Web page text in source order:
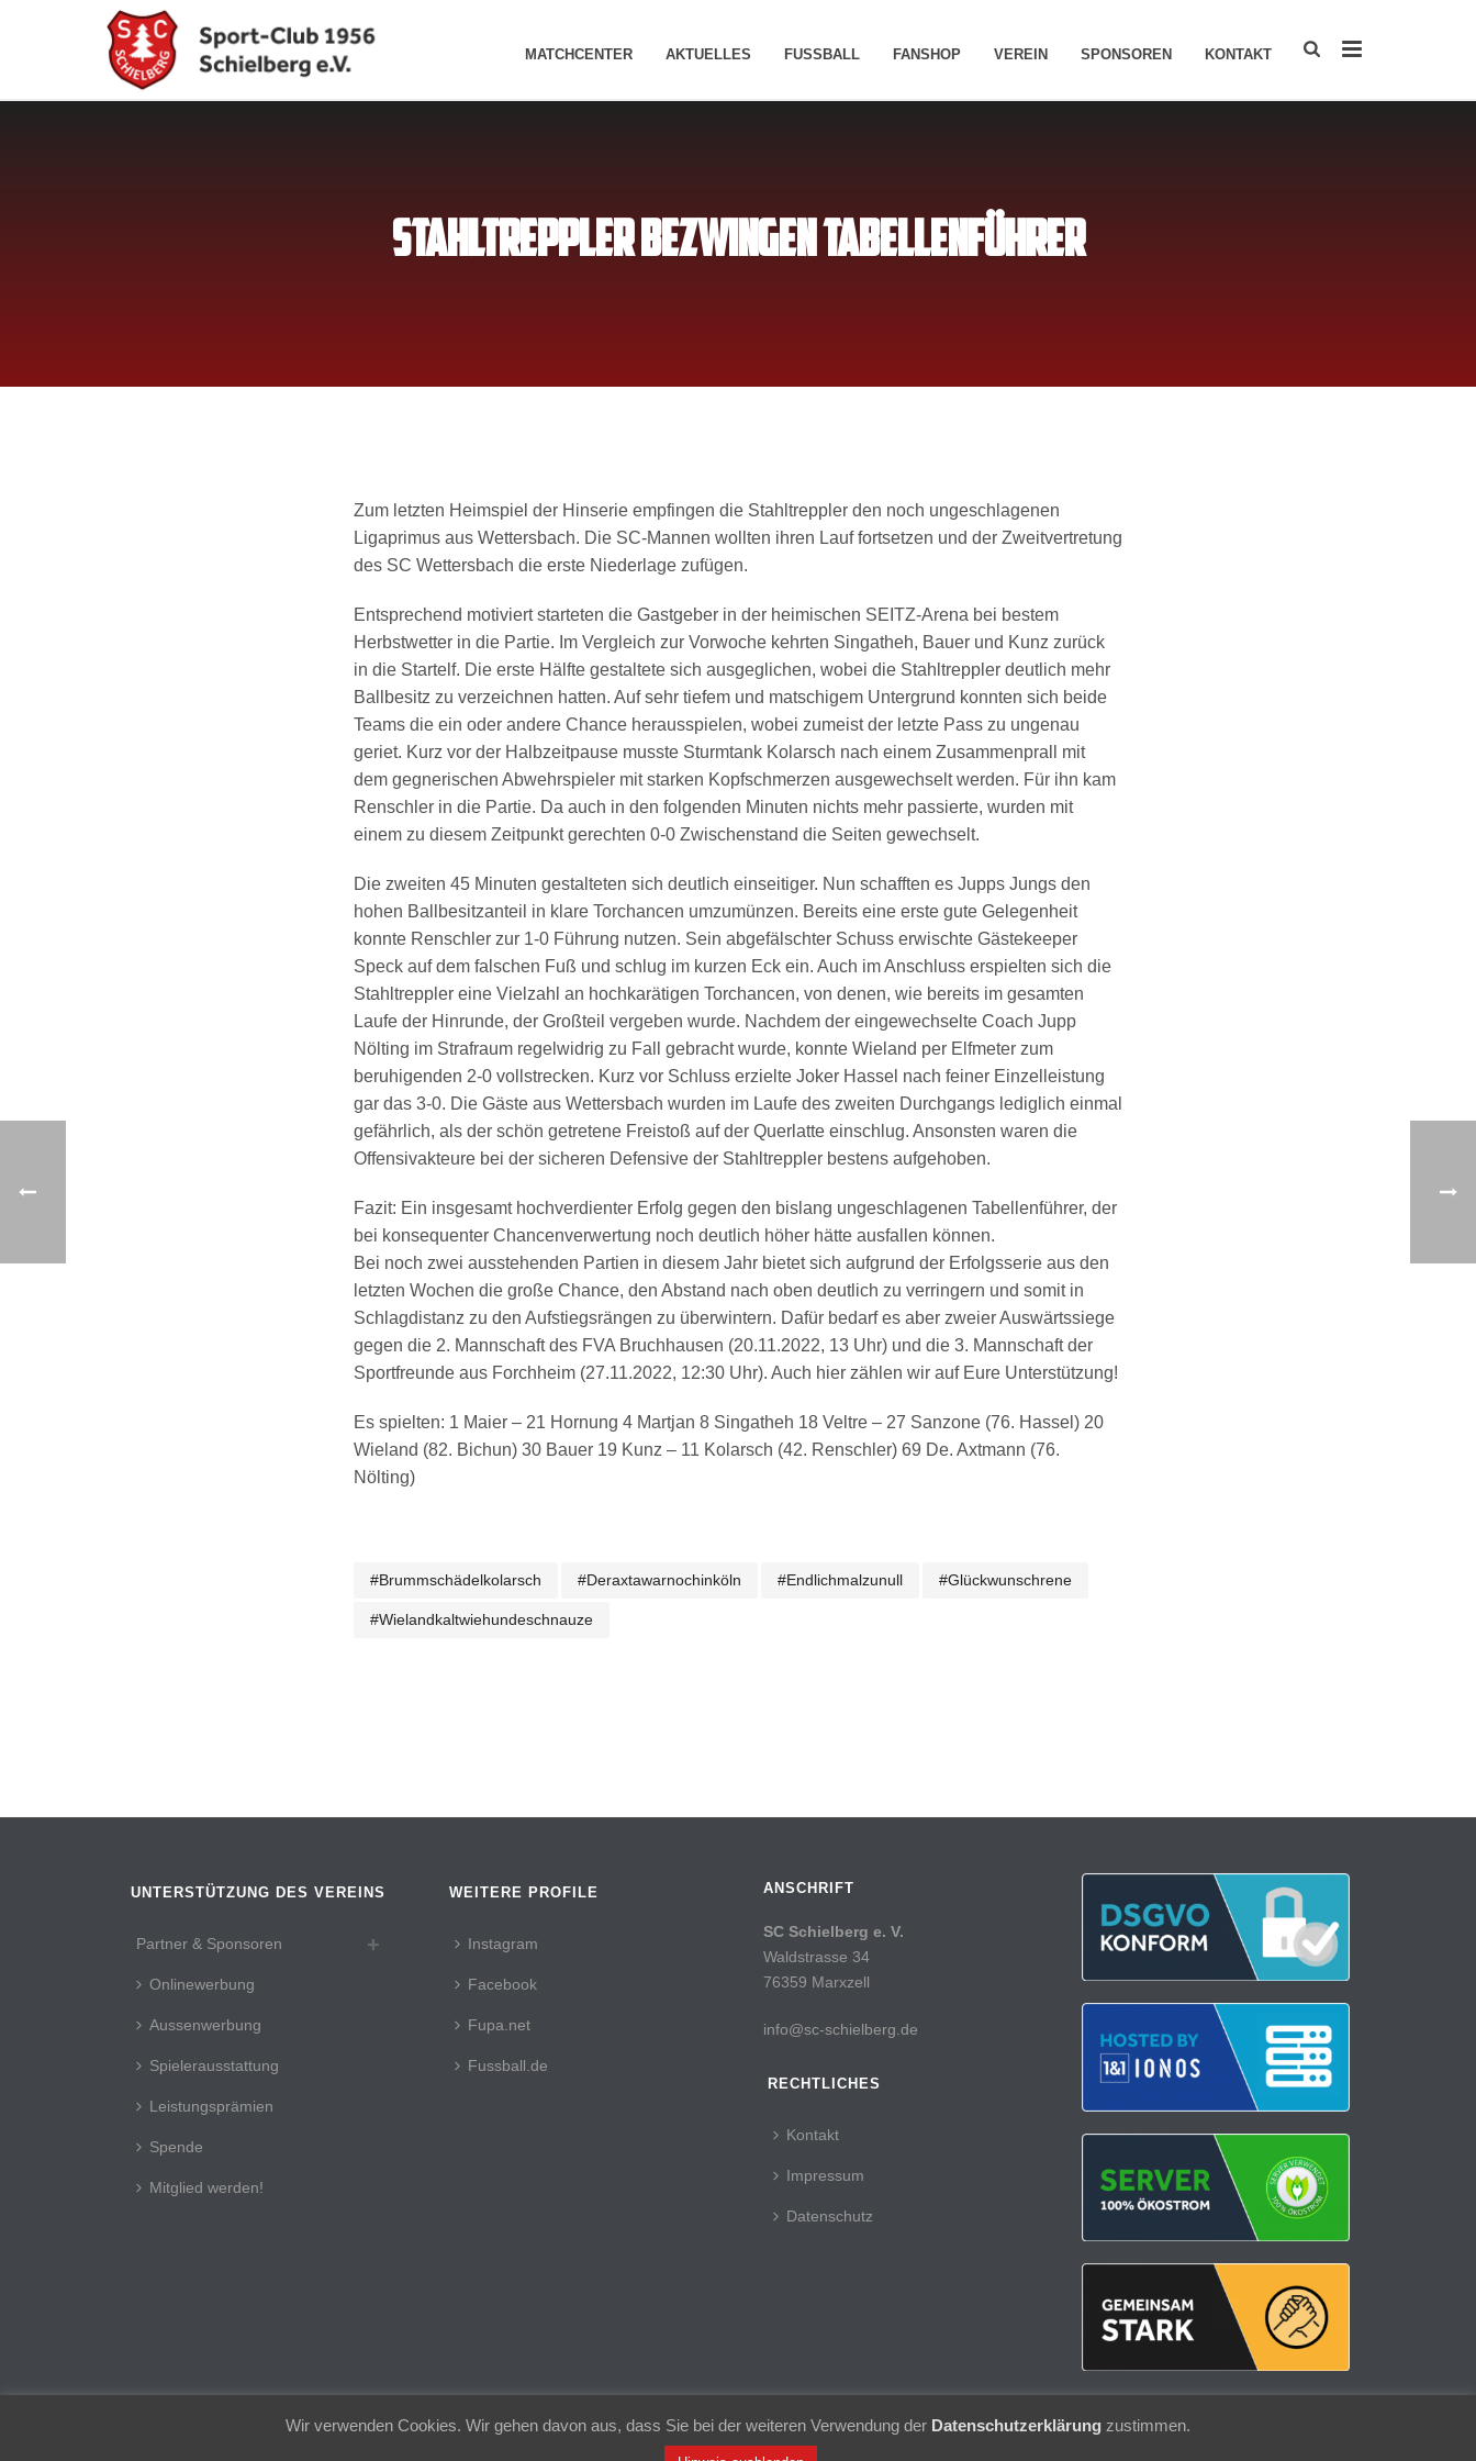
MATCHCENTER AKTUELLES FUSSBALL FANSHOP VEREIN SPONSOREN KONTAKT
STAHLTREPPLER BEZWINGEN TABELLENFÜHRER
Zum letzten Heimspiel der Hinserie empfingen die Stahltreppler den noch ungeschlagenen
Ligaprimus aus Wettersbach. Die SC-Mannen wollten ihren Lauf fortsetzen und der Zweitvertretung
des SC Wettersbach die erste Niederlage zufügen.
Entsprechend motiviert starteten die Gastgeber in der heimischen SEITZ-Arena bei bestem
Herbstwetter in die Partie. Im Vergleich zur Vorwoche kehrten Singatheh, Bauer und Kunz zurück
in die Startelf. Die erste Hälfte gestaltete sich ausgeglichen, wobei die Stahltreppler deutlich mehr
Ballbesitz zu verzeichnen hatten. Auf sehr tiefem und matschigem Untergrund konnten sich beide
Teams die ein oder andere Chance herausspielen, wobei zumeist der letzte Pass zu ungenau
geriet. Kurz vor der Halbzeitpause musste Sturmtank Kolarsch nach einem Zusammenprall mit
dem gegnerischen Abwehrspieler mit starken Kopfschmerzen ausgewechselt werden. Für ihn kam
Renschler in die Partie. Da auch in den folgenden Minuten nichts mehr passierte, wurden mit
einem zu diesem Zeitpunkt gerechten 0-0 Zwischenstand die Seiten gewechselt.
Die zweiten 45 Minuten gestalteten sich deutlich einseitiger. Nun schafften es Jupps Jungs den
hohen Ballbesitzanteil in klare Torchancen umzumünzen. Bereits eine erste gute Gelegenheit
konnte Renschler zur 1-0 Führung nutzen. Sein abgefälschter Schuss erwischte Gästekeeper
Speck auf dem falschen Fuß und schlug im kurzen Eck ein. Auch im Anschluss erspielten sich die
Stahltreppler eine Vielzahl an hochkarätigen Torchancen, von denen, wie bereits im gesamten
Laufe der Hinrunde, der Großteil vergeben wurde. Nachdem der eingewechselte Coach Jupp
Nölting im Strafraum regelwidrig zu Fall gebracht wurde, konnte Wieland per Elfmeter zum
beruhigenden 2-0 vollstrecken. Kurz vor Schluss erzielte Joker Hassel nach feiner Einzelleistung
gar das 3-0. Die Gäste aus Wettersbach wurden im Laufe des zweiten Durchgangs lediglich einmal
gefährlich, als der schön getretene Freistoß auf der Querlatte einschlug. Ansonsten waren die
Offensivakteure bei der sicheren Defensive der Stahltreppler bestens aufgehoben.
Fazit: Ein insgesamt hochverdienter Erfolg gegen den bislang ungeschlagenen Tabellenführer, der
bei konsequenter Chancenverwertung noch deutlich höher hätte ausfallen können.
Bei noch zwei ausstehenden Partien in diesem Jahr bietet sich aufgrund der Erfolgsserie aus den
letzten Wochen die große Chance, den Abstand nach oben deutlich zu verringern und somit in
Schlagdistanz zu den Aufstiegsrängen zu überwintern. Dafür bedarf es aber zweier Auswärtssiege
gegen die 2. Mannschaft des FVA Bruchhausen (20.11.2022, 13 Uhr) und die 3. Mannschaft der
Sportfreunde aus Forchheim (27.11.2022, 12:30 Uhr). Auch hier zählen wir auf Eure Unterstützung!
Es spielten: 1 Maier – 21 Hornung 4 Martjan 8 Singatheh 18 Veltre – 27 Sanzone (76. Hassel) 20
Wieland (82. Bichun) 30 Bauer 19 Kunz – 11 Kolarsch (42. Renschler) 69 De. Axtmann (76.
Nölting)
#brummschädelkolarsch #deraxtawarnochinköln #endlichmalzunull #glückwunschrene
#wielandkaltwiehundeschnauze
UNTERSTÜTZUNG DES VEREINS
Partner & Sponsoren
Onlinewerbung
Aussenwerbung
Spielerausstattung
Leistungsprämien
Spende
Mitglied werden!
WEITERE PROFILE
Instagram
Facebook
Fupa.net
Fussball.de
ANSCHRIFT
SC Schielberg e. V.
Waldstrasse 34
76359 Marxzell
info@sc-schielberg.de
RECHTLICHES
Kontakt
Impressum
Datenschutz
Wir verwenden Cookies. Wir gehen davon aus, dass Sie bei der weiteren Verwendung der Datenschutzerklärung zustimmen.